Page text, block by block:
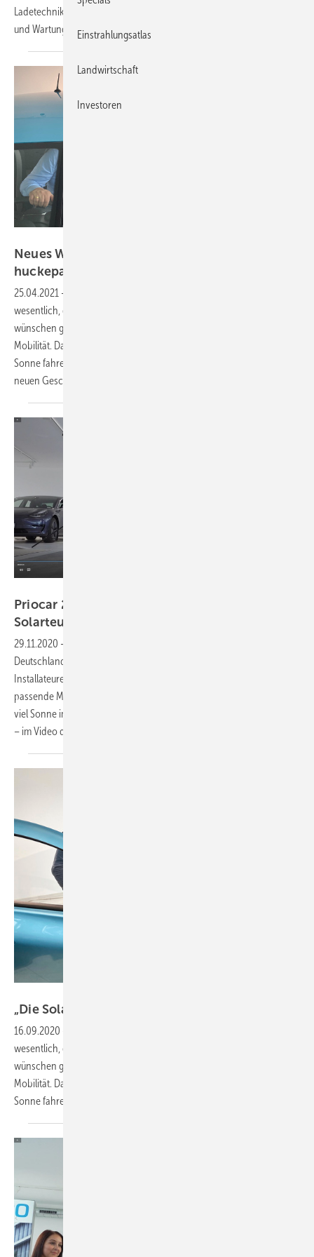
Ladetechnik und Stromspeicher – von der Planung bis zur Installation
und Wartung.
Neues Webinar: E-Autos nehmen Solaranlagen
huckepack
25.04.2021 -
wesentlich, denn plötzlich sind Emotionen im Spiel. Die Kunden
wünschen ganzheitliche Konzepte zur Versorgung – inklusive
Mobilität. David Muggli von der Priocar AG sagt: Jeder will mit der
Sonne fahren. In zwei Webinaren erläutert er, wie Installateure vom
neuen Geschäft
Priocar 2020: E-Autos für die Kunden der
Solarteure
29.11.2020 -
Deutschland: Eine breite Palette von E-Autos wird direkt an die
Installateure vertrieben, um die Solarpakete für die Kunden durch
passende Modelle abzurunden. Denn die Kunden wollen möglichst
viel Sonne im Tank! So nehmen E-Autos das Solargeschäft huckepack
– im Video der PV Guided Tours
„Die Solaranla ge
16.09.2020
wesentlich, denn plötzlich sind Emotionen im Spiel. Die Kunden
wünschen ganzheitliche Konzepte zur Versorgung – inklusive
Mobilität. David Muggli von der Priocar AG sagt: Jeder will mit der
Sonne fahren. Ein
Einstrahlungsatlas
Landwirtschaft
Investoren